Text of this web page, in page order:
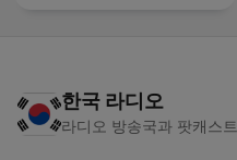
한국 라디오
라디오 방송국과 팟캐스트